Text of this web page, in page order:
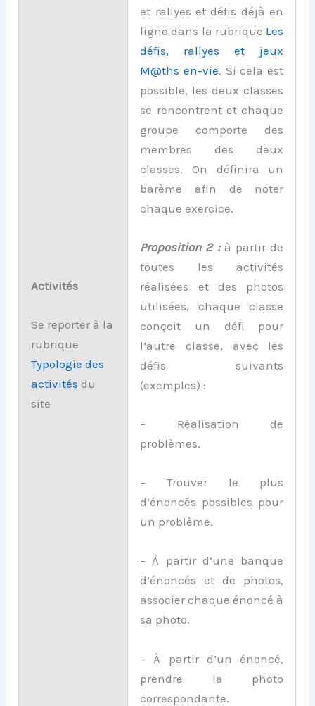
Activités
Se reporter à la
rubrique
Typologiedes
activités du
site
et rallyes et défis déjà en
ligne dans la rubrique Les
défis, rallyes et jeux
M@ths en-vie. Si cela est
possible, les deux classes
se rencontrent et chaque
groupe comporte des
membres des deux
classes. On définira un
barème afin de noter
chaque exercice.
Proposition 2 :à partir de
toutes les activités
réalisées et des photos
utilisées, chaque classe
conçoit un défi pour
l’autre classe, avec les
défis suivants
(exemples) :
– Réalisation de
problèmes.
– Trouver le plus
d’énoncés possibles pour
un problème.
– À partir d’une banque
d’énoncés et de photos,
associer chaque énoncé à
sa photo.
– À partir d’un énoncé,
prendre la photo
correspondante.